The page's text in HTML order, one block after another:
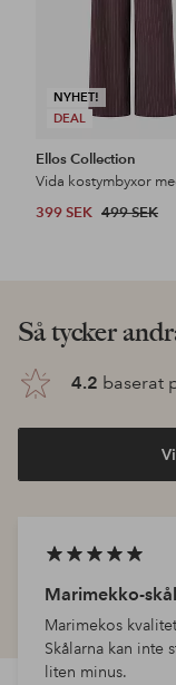
NYHET!
DEAL
Ellos Collection
399 SEK 499 SEK
Så tycker
4.2 baserat
Marimekko-skål
Marimekos
Skålarna kan inte
liten minus.